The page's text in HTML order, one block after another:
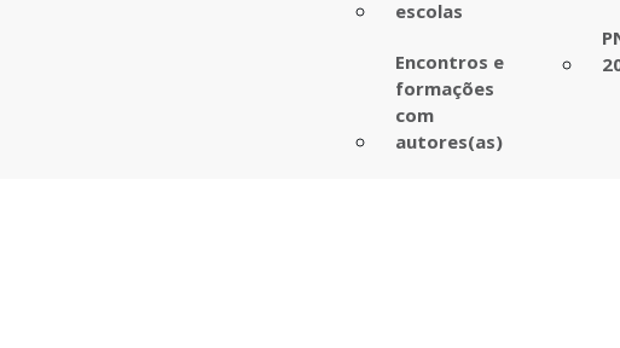
escolas
Encontros e
formações
com
autores(as)